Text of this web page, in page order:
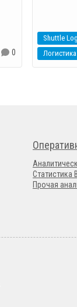
0
Shuttle
Логистика
Статистика
Прочая